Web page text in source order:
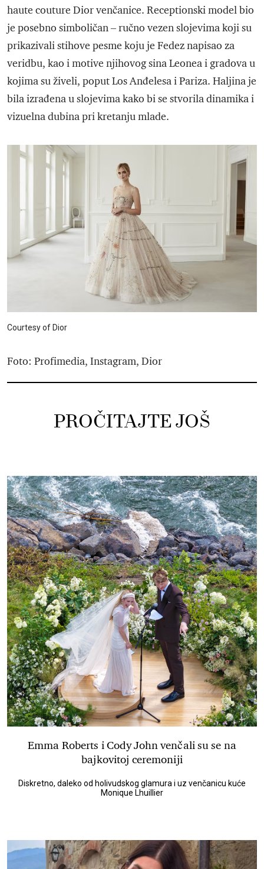
haute couture Dior venčanice. Receptionski model bio
je posebno simboličan – ručno vezen slojevima koji su
prikazivali stihove pesme koju je Fedez napisao za
veridbu, kao i motive njihovog sina Leonea i gradova u
kojima su živeli, poput Los Anđelesa i Pariza. Haljina je
bila izrađena u slojevima kako bi se stvorila dinamika i
vizuelna dubina pri kretanju mlade.
Courtesy of Dior
Foto: Profimedia, Instagram, Dior
PROČITAJTE JOŠ
Emma Roberts i Cody John venčali su se na
bajkovitoj ceremoniji
Diskretno, daleko od holivudskog glamura i uz venčanicu kuće
Monique Lhuillier